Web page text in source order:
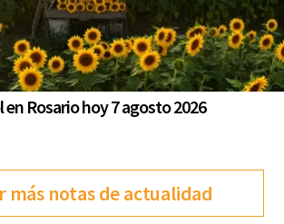
en Rosario hoy 7 agosto 2026
más notas de actualidad